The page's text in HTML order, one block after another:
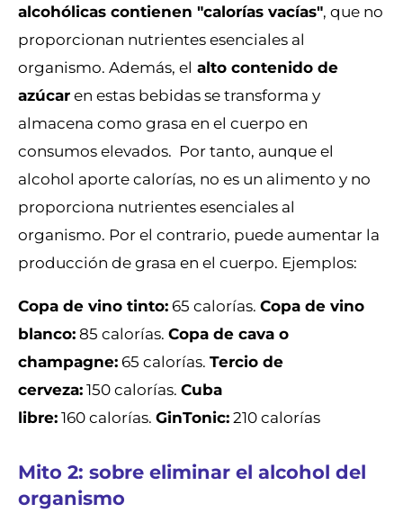
alcohólicas contienen "calorías vacías", que no
proporcionan nutrientes esenciales al
organismo. Además, el alto contenido de
azúcaren estas bebidas se transforma y
almacena como grasa en el cuerpo en
consumos elevados. Por tanto, aunque el
alcohol aporte calorías, no es un alimento y no
proporciona nutrientes esenciales al
organismo. Por el contrario, puede aumentar la
producción de grasa en el cuerpo. Ejemplos:
Copa de vino tinto:65 calorías. Copa de vino
blanco:85 calorías. Copa de cava o
champagne:65 calorías. Tercio de
cerveza:150 calorías. Cuba
libre:160 calorías. GinTonic:210 calorías
Mito 2: sobre eliminar el alcohol del
organismo